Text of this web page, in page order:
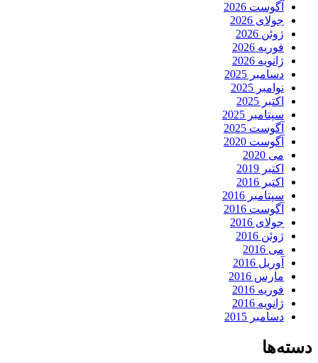
آگوست 2026
جولای 2026
ژوئن 2026
فوریه 2026
ژانویه 2026
دسامبر 2025
نوامبر 2025
اکتبر 2025
سپتامبر 2025
آگوست 2025
آگوست 2020
می 2020
اکتبر 2019
اکتبر 2016
سپتامبر 2016
آگوست 2016
جولای 2016
ژوئن 2016
می 2016
آوریل 2016
مارس 2016
فوریه 2016
ژانویه 2016
دسامبر 2015
دسته‌ها